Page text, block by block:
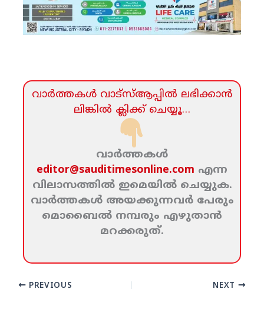
വാര്‍ത്തകള്‍ വാട്‌സ്‌ആപ്പില്‍ ലഭിക്കാന്‍
ലിങ്കില്‍ ക്ലിക്ക്‌ ചെയ്യൂ…
വാര്‍ത്തകള്‍
editor@sauditimesonline.com എന്ന
വിലാസത്തില്‍ ഇമെയില്‍ ചെയ്യുക.
വാര്‍ത്തകള്‍ അയക്കുന്നവര്‍ പേരും
മൊബൈല്‍ നമ്പരും എഴുതാന്‍
മറക്കരുത്‌.
PREVIOUS NEXT